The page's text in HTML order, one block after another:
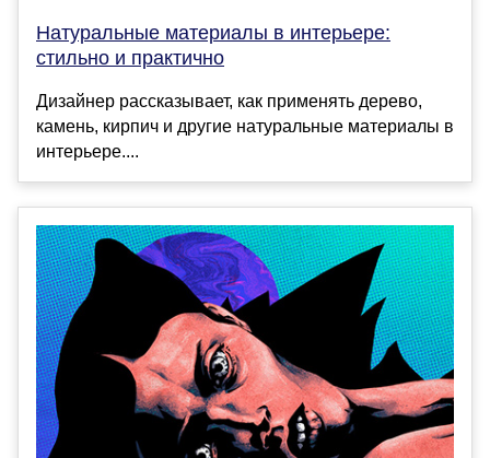
Натуральные материалы в интерьере:
стильно и практично
Дизайнер рассказывает, как применять дерево,
камень, кирпич и другие натуральные материалы в
интерьере....